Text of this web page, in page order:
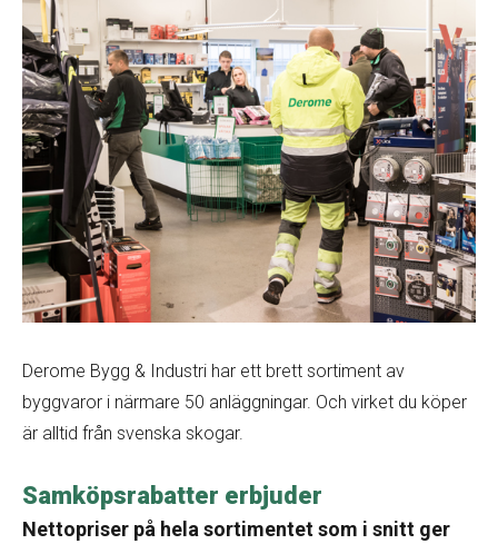
Derome Bygg & Industri har ett brett sortiment av
byggvaror i närmare 50 anläggningar. Och virket du köper
är alltid från svenska skogar.
Samköpsrabatter erbjuder
Nettopriser på hela sortimentet som i snitt ger